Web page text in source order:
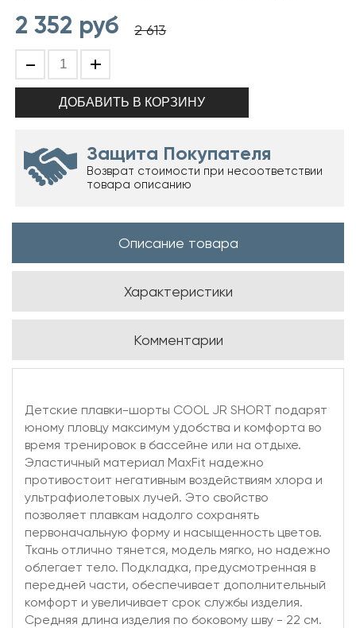
2 352 руб 2 613
- +
Защита Покупателя
Возврат стоимости при несоответствии
товара описанию
Описание товара
Характеристики
Комментарии
Детские плавки-шорты COOL JR SHORT подарят
юному пловцу максимум удобства и комфорта во
время тренировок в бассейне или на отдыхе.
Эластичный материал MaxFit надежно
противостоит негативным воздействиям хлора и
ультрафиолетовых лучей. Это свойство
позволяет плавкам надолго сохранять
первоначальную форму и насыщенность цветов.
Ткань отлично тянется, модель мягко, но надежно
облегает тело. Подкладка, предусмотренная в
передней части, обеспечивает дополнительный
комфорт и увеличивает срок службы изделия.
Средняя длина изделия по боковому шву - 22 см.